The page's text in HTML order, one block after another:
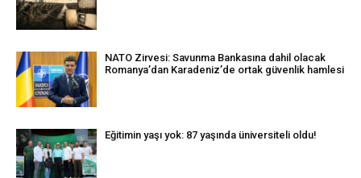
NATO Zirvesi: Savunma Bankasına dahil olacak
Romanya’dan Karadeniz’de ortak güvenlik hamlesi
Eğitimin yaşı yok: 87 yaşında üniversiteli oldu!